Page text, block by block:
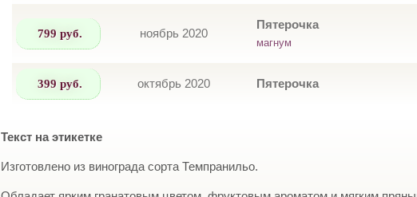
799 руб. ноябрь 2020
Пятерочка
магнум
399 руб. октябрь 2020 Пятерочка
Текст на этикетке
Изготовлено из винограда сорта Темпранильо.